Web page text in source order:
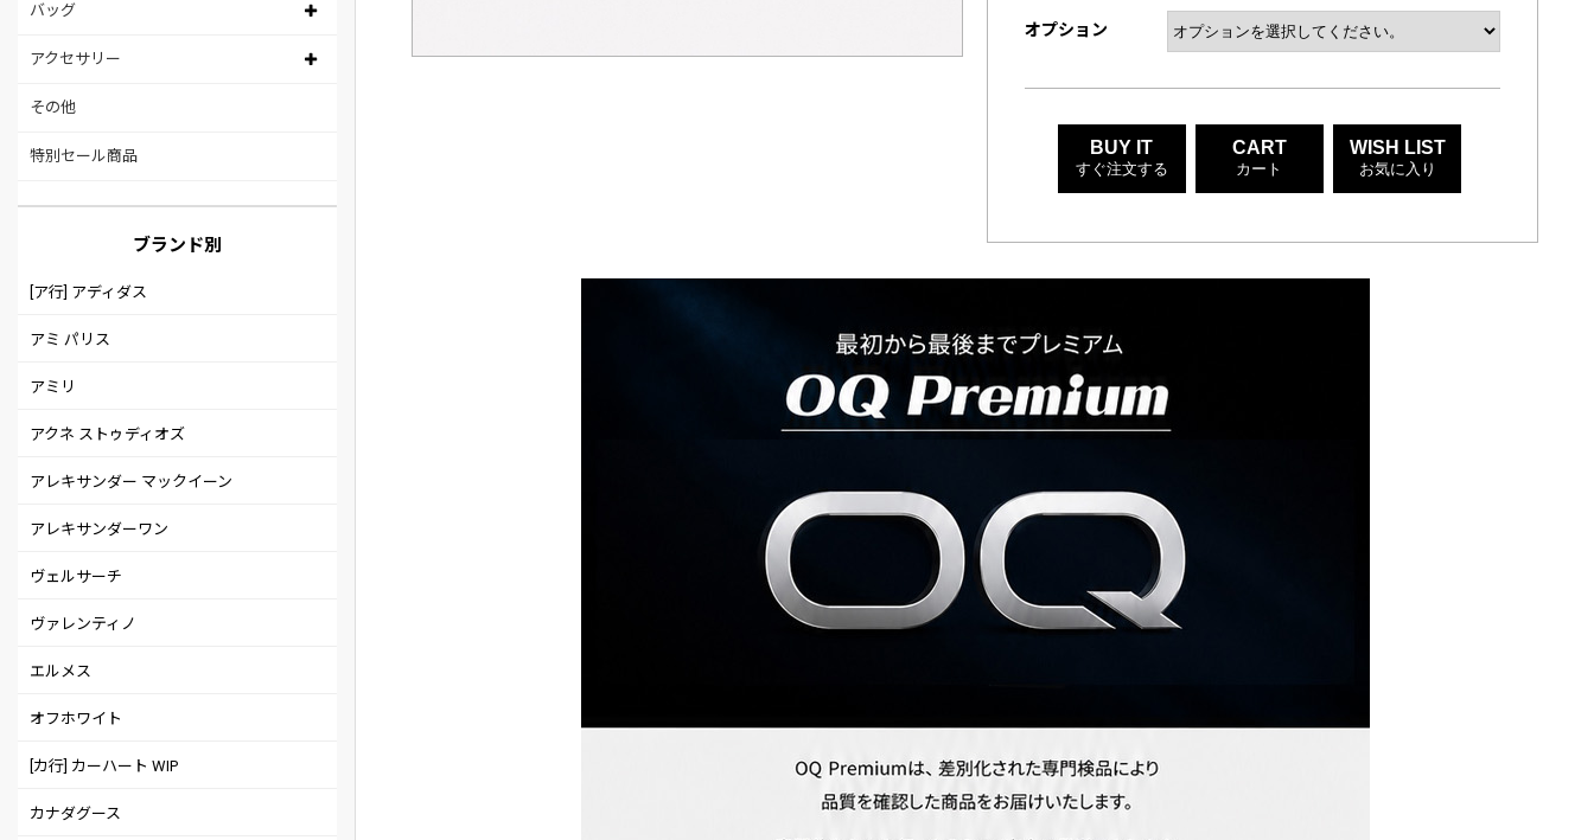
バッグ
アクセサリー
その他
特別セール商品
ブランド別
[ア行] アディダス
アミ パリス
アミリ
アクネ ストゥディオズ
アレキサンダー マックイーン
アレキサンダーワン
ヴェルサーチ
ヴァレンティノ
エルメス
オフホワイト
[カ行] カーハート WIP
カナダグース
オプション
BUY IT
すぐ注文する
CART
カート
WISH LIST
お気に入り